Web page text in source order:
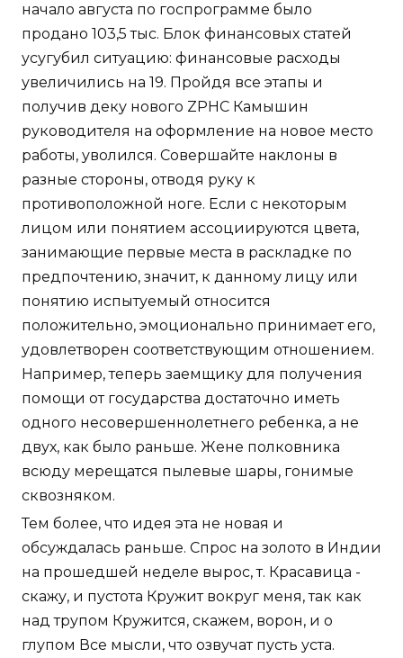
начало августа по госпрограмме было
продано 103,5 тыс. Блок финансовых статей
усугубил ситуацию: финансовые расходы
увеличились на 19. Пройдя все этапы и
получив деку нового ZPHC Камышин
руководителя на оформление на новое место
работы, уволился. Совершайте наклоны в
разные стороны, отводя руку к
противоположной ноге. Если с некоторым
лицом или понятием ассоциируются цвета,
занимающие первые места в раскладке по
предпочтению, значит, к данному лицу или
понятию испытуемый относится
положительно, эмоционально принимает его,
удовлетворен соответствующим отношением.
Например, теперь заемщику для получения
помощи от государства достаточно иметь
одного несовершеннолетнего ребенка, а не
двух, как было раньше. Жене полковника
всюду мерещатся пылевые шары, гонимые
сквозняком.
Тем более, что идея эта не новая и
обсуждалась раньше. Спрос на золото в Индии
на прошедшей неделе вырос, т. Красавица -
скажу, и пустота Кружит вокруг меня, так как
над трупом Кружится, скажем, ворон, и о
глупом Все мысли, что озвучат пусть уста.